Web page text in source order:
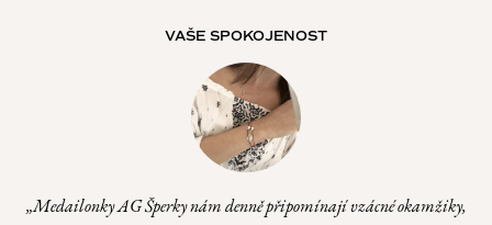
VAŠE SPOKOJENOST
„Medailonky AG Šperky nám denně připomínají vzácné okamžiky,